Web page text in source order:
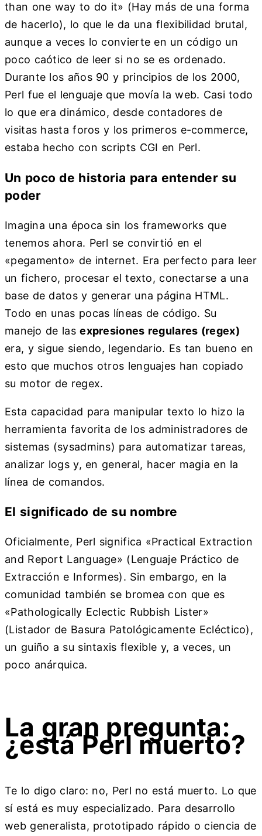
than one way to do it» (Hay más de una forma
de hacerlo), lo que le da una flexibilidad brutal,
aunque a veces lo convierte en un código un
poco caótico de leer si no se es ordenado.
Durante los años 90 y principios de los 2000,
Perl fue el lenguaje que movía la web. Casi todo
lo que era dinámico, desde contadores de
visitas hasta foros y los primeros e-commerce,
estaba hecho con scripts CGI en Perl.
Un poco de historia para entender su
poder
Imagina una época sin los frameworks que
tenemos ahora. Perl se convirtió en el
«pegamento» de internet. Era perfecto para leer
un fichero, procesar el texto, conectarse a una
base de datos y generar una página HTML.
Todo en unas pocas líneas de código. Su
manejo de lasexpresiones regulares (regex)
era, y sigue siendo, legendario. Es tan bueno en
esto que muchos otros lenguajes han copiado
su motor de regex.
Esta capacidad para manipular texto lo hizo la
herramienta favorita de los administradores de
sistemas (sysadmins) para automatizar tareas,
analizar logs y, en general, hacer magia en la
línea de comandos.
El significado de su nombre
Oficialmente, Perl significa «Practical Extraction
and Report Language» (Lenguaje Práctico de
Extracción e Informes). Sin embargo, en la
comunidad también se bromea con que es
«Pathologically Eclectic Rubbish Lister»
(Listador de Basura Patológicamente Ecléctico),
un guiño a su sintaxis flexible y, a veces, un
poco anárquica.
La gran pregunta:
¿está Perl muerto?
Te lo digo claro: no, Perl no está muerto. Lo que
sí está es muy especializado. Para desarrollo
web generalista, prototipado rápido o ciencia de